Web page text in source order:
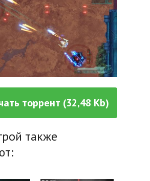
торрент (32,48 Kb)
также